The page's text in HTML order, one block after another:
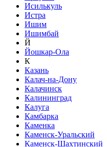
Исилькуль
Истра
Ишим
Ишимбай
Й
Йошкар-Ола
К
Казань
Калач-на-Дону
Калачинск
Калининград
Калуга
Камбарка
Каменка
Каменск-Уральский
Каменск-Шахтинский